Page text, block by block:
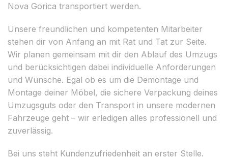
Nova Gorica transportiert werden.
Unsere freundlichen und kompetenten Mitarbeiter
stehen dir von Anfang an mit Rat und Tat zur Seite.
Wir planen gemeinsam mit dir den Ablauf des Umzugs
und berücksichtigen dabei individuelle Anforderungen
und Wünsche. Egal ob es um die Demontage und
Montage deiner Möbel, die sichere Verpackung deines
Umzugsguts oder den Transport in unsere modernen
Fahrzeuge geht – wir erledigen alles professionell und
zuverlässig.
Bei uns steht Kundenzufriedenheit an erster Stelle.